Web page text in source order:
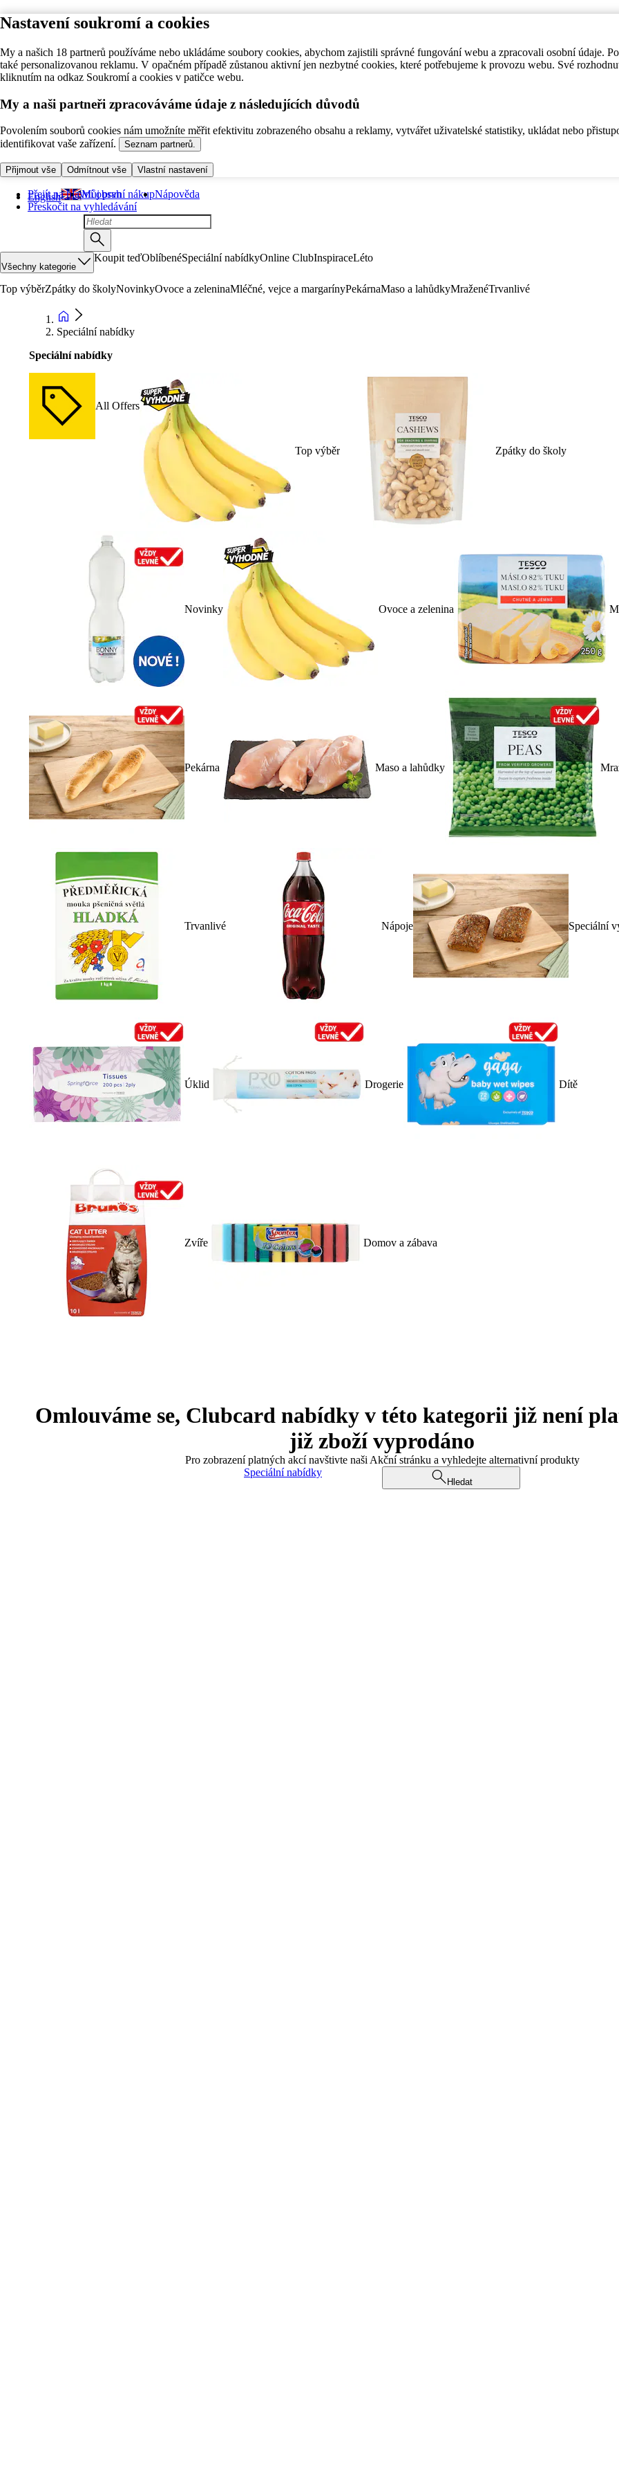
Nastavení soukromí a cookies
My a našich 18 partnerů používáme nebo ukládáme soubory cookies, abychom zajistili správné fungování webu a zpracovali osobní údaje.
také personalizovanou reklamu. V opačném případě zůstanou aktivní jen nezbytné cookies, které potřebujeme k provozu webu. Své
kliknutím na odkaz Soukromí a cookies v patičce webu.
My a naši partneři zpracováváme údaje z následujících důvodů
Povolením souborů cookies nám umožníte měřit efektivitu zobrazeného obsahu a reklamy, vytvářet uživatelské statistiky, ukládat nebo
identifikovat vaše zařízení.
Seznam partnerů.
Přijmout vše Odmítnout vše Vlastní nastavení
Přejít na hlavní obsah
Přeskočit na vyhledávání
English Můj první nákupNápověda
Všechny kategorie
Koupit teďOblíbenéSpeciální nabídkyOnline ClubInspiraceLéto
Top výběrZpátky do školyNovinkyOvoce a zeleninaMléčné, vejce a margarínyPekárnaMaso a lahůdkyMraženéTrvanlivé
Speciální nabídky
Speciální nabídky
All Offers
Top výběr Zpátky do školy
Novinky Ovoce a zelenina
Pekárna Maso a lahůdky
Trvanlivé Nápoje Speciální
Úklid Drogerie Dítě
Zvíře Domov a zábava
Omlouváme se, Clubcard nabídky v této kategorii již není
již zboží vyprodáno
Pro zobrazení platných akcí navštivte naši Akční stránku a vyhledejte alternativní produkty
Speciální nabídky
Hledat